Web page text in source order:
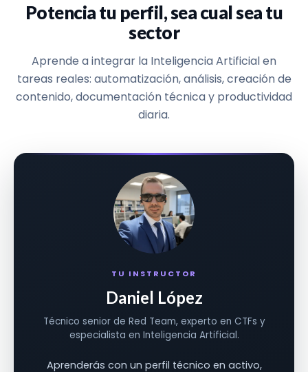
Potencia tu perfil, sea cual sea tu
sector
Aprende a integrar la Inteligencia Artificial en
tareas reales: automatización, análisis, creación de
contenido, documentación técnica y productividad
diaria.
TU INSTRUCTOR
Daniel López
Técnico senior de Red Team, experto en CTFs y
especialista en Inteligencia Artificial.
Aprenderás con un perfil técnico en activo,